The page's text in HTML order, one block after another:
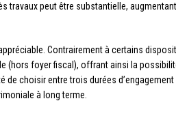
travaux peut être substantielle,
Contrairement à certains
(hors foyer fiscal), offrant ainsi la
choisir entre trois durées d’engagement
à long terme.